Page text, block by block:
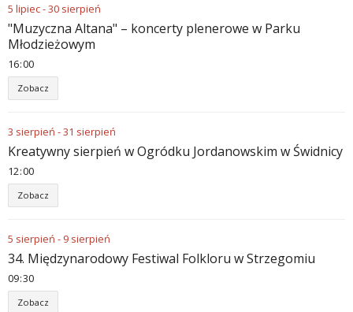
5 lipiec-30 sierpień
"Muzyczna Altana" – koncerty plenerowe w Parku
Młodzieżowym
16:00
Zobacz
3 sierpień -31 sierpień
Kreatywny sierpień w Ogródku Jordanowskim w Świdnicy
12:00
Zobacz
5 sierpień - 9 sierpień
34. Międzynarodowy Festiwal Folkloru w Strzegomiu
09:30
Zobacz